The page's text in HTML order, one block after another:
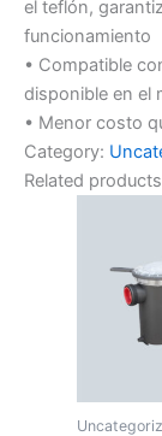
el teflón,
funcionamiento
• Compatible
disponible en el
• Menor costo
Category:
Related products